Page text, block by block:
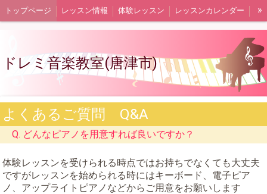
トップページ レッスン情報 体験レッスン レッスンカレンダー
講師プロフィール 教室ブログ
»
ドレミ音楽教室(唐津市)
よくあるご質問 Q&A
Q. どんなピアノを用意すれば良いですか？
体験レッスンを受けられる時点ではお持ちでなくても大丈夫
ですがレッスンを始められる時にはキーボード、電子ピア
ノ、アップライトピアノなどからご用意をお願いします